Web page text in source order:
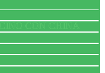
CON CHINA